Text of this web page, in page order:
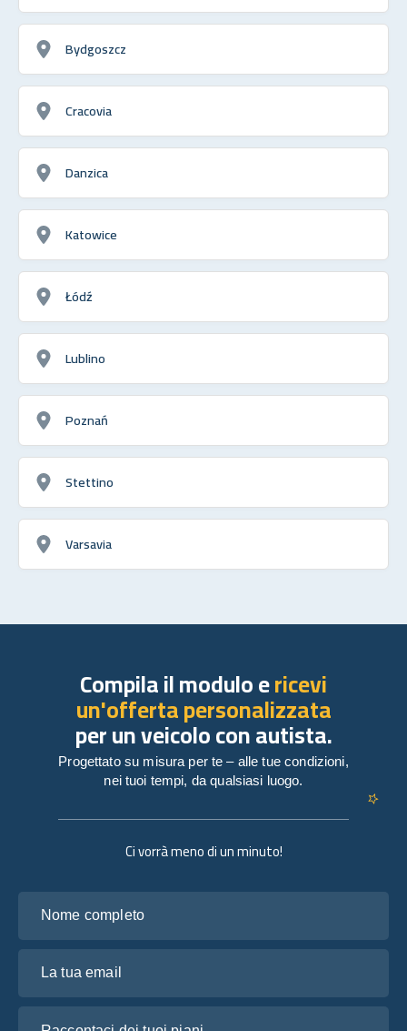
Bydgoszcz
Cracovia
Danzica
Katowice
Łódź
Lublino
Poznań
Stettino
Varsavia
Ci vorrà meno di un minuto!
Compila il modulo ericevi
un'offerta personalizzata
per un veicolo con autista.
Progettato su misura per te – alle tue condizioni,
nei tuoi tempi, da qualsiasi luogo.